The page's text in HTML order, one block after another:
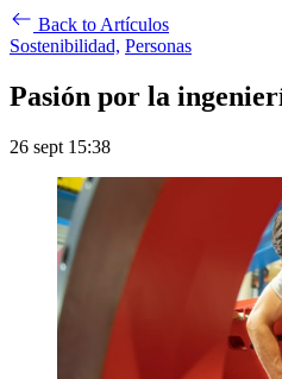
Back to Artículos
Sostenibilidad, Personas
Pasión por la
26 sept 15:38